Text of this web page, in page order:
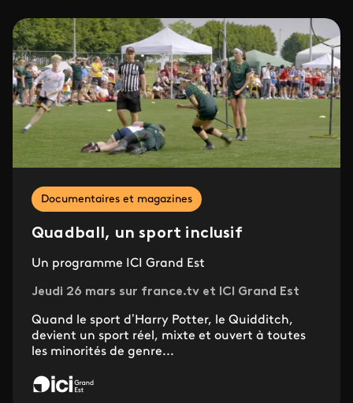
Documentaires et magazines
Quadball, un sport inclusif
Un programme ICI Grand Est
Jeudi 26 mars sur france.tv et ICI Grand Est
Quand le sport d’Harry Potter, le Quidditch,
devient un sport réel, mixte et ouvert à toutes
les minorités de genre...